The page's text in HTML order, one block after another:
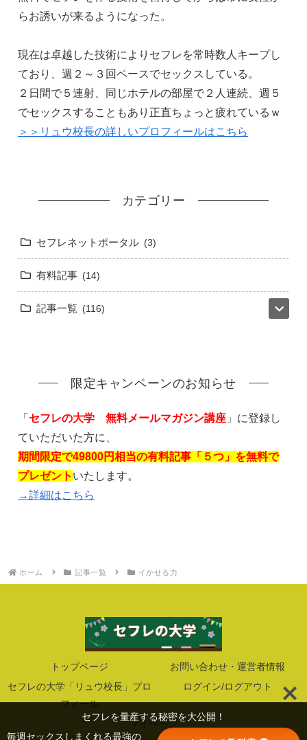
らお誘いが来るようになった。
現在は卓越した技術によりセフレを常時数人キープし
ており、週２～３回ペースでセックスしている。
２日間で５連射、同じホテルの部屋で２人連続、週５
でセックスすることもあり正直ちょっと疲れているｗ
＞＞リュウ校長の詳しいプロフィールはこちら
カテゴリー
セフレネットポータル 3
有料記事 14
記事一覧 116
限定キャンペーンのお知らせ
「 セフレの大学 無料メールマガジン講座 」に登録し
ていただいた方に、
期間限定で49800円相当の有料記事「５つ」を無料で
プレゼント いたします。
→詳細はこちら
ホーム 記事一覧 イかせる力
トップページ
お問い合わせ・運営者情報
セフレの大学「リュウ校長」プロ
フィール
ログイン/ログアウト
マイページ
セフレを量産する秘密を大公開！
毎週セックスしまくれる最強の